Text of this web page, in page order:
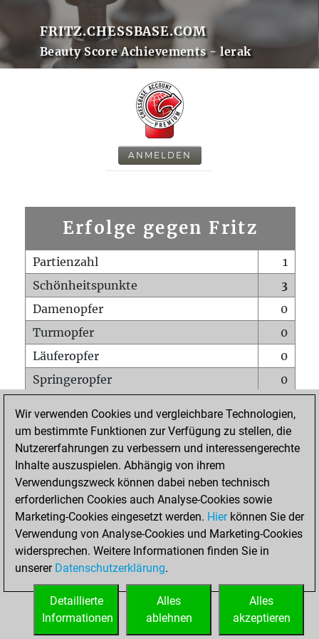
FRITZ.CHESSBASE.COM
Beauty Score Achievements - lerak
ANMELDEN
Erfolge gegen Fritz
Partienzahl
1
Schönheitspunkte
3
Damenopfer
0
Turmopfer
0
Läuferopfer
0
Springeropfer
0
Matt auf vollem Brett
0
Bauer setzt Matt
0
Erstickte Matts
Unterverwandlungen
Türme auf der siebten
0
STARTSEITE
Wir verwenden Cookies und vergleichbare Technologien,
um bestimmte Funktionen zur Verfügung zu stellen, die
Nutzererfahrungen zu verbessern und interessengerechte
Inhalte auszuspielen. Abhängig von ihrem
Verwendungszweck können dabei neben technisch
erforderlichen Cookies auch Analyse-Cookies sowie
Marketing-Cookies eingesetzt werden. Hierkönnen Sie der
Verwendung von Analyse-Cookies und Marketing-Cookies
widersprechen. Weitere Informationen finden Sie in
unserer Datenschutzerklärung.
Alles
akzeptieren
Alles
ablehnen
Detaillierte
Informationen